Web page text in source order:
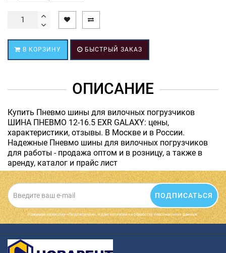
В КОРЗИНУ БЫСТРЫЙ ЗАКАЗ
ОПИСАНИЕ
Купить Пневмо шины для вилочных погрузчиков
ШИНА ПНЕВМО 12-16.5 EXR GALAXY: цены,
характеристики, отзывы. В Москве и в России.
Надежные Пневмо шины для вилочных погрузчиков
для работы - продажа оптом и в розницу, а также в
аренду, каталог и прайс лист
ПОДПИСАТЬСЯ
Нажимая на кнопку «Подписаться», я даю cогласие на обработку персональных данных.